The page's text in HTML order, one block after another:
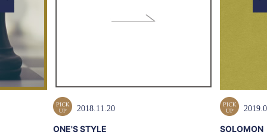
2018.11.20
ONE'S STYLE SOLOMON